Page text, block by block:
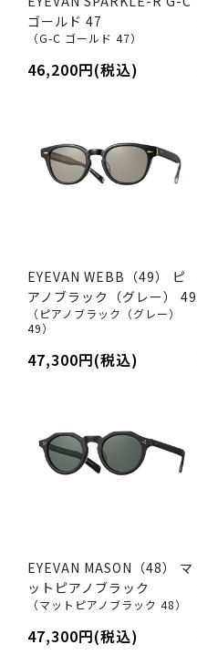
ゴールド 47
（G-C ゴールド 47）
46,200円(税込)
EYEVAN WEBB（49） ピ
アノブラック（グレー） 49
（ピアノブラック（グレー）
49）
47,300円(税込)
EYEVAN MASON（48） マ
ットピアノブラック
（マットピアノブラック 48）
47,300円(税込)